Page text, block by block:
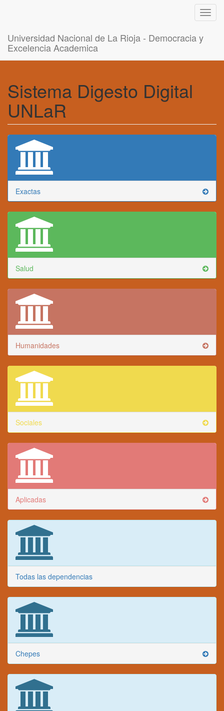
Universidad Nacional de La Rioja - Democracia y
Excelencia Academica
Sistema Digesto Digital
UNLaR
Exactas
Salud
Humanidades
Sociales
Aplicadas
Todas las dependencias
Chepes